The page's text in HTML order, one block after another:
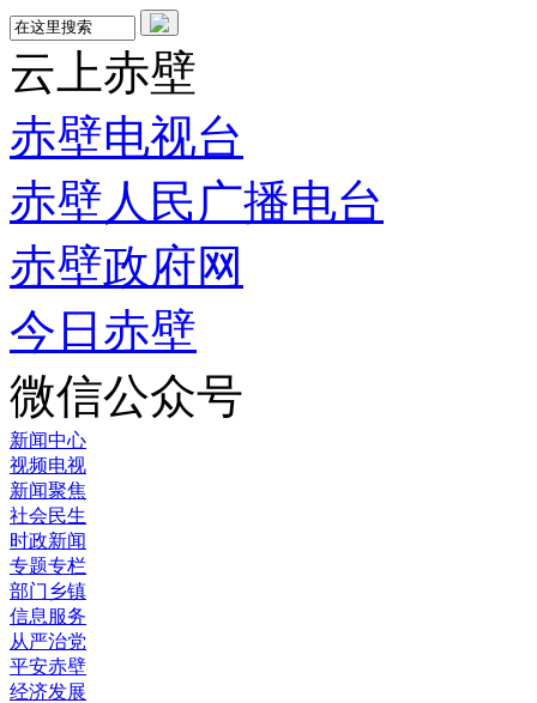
云上赤壁
赤壁电视台
赤壁人民广播电台
赤壁政府网
今日赤壁
微信公众号
新闻中心
视频电视
新闻聚焦
社会民生
时政新闻
专题专栏
部门乡镇
信息服务
从严治党
平安赤壁
经济发展